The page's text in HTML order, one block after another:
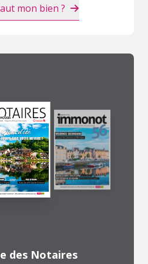
mon bien ?
des Notaires